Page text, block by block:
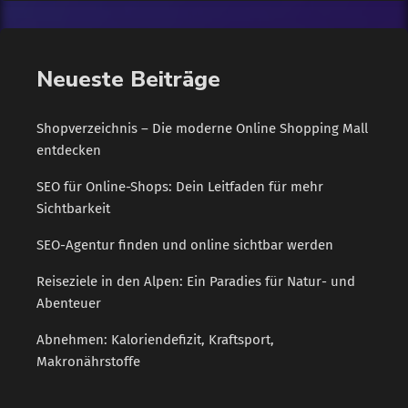
Neueste Beiträge
Shopverzeichnis – Die moderne Online Shopping Mall
entdecken
SEO für Online-Shops: Dein Leitfaden für mehr
Sichtbarkeit
SEO-Agentur finden und online sichtbar werden
Reiseziele in den Alpen: Ein Paradies für Natur- und
Abenteuer
Abnehmen: Kaloriendefizit, Kraftsport,
Makronährstoffe